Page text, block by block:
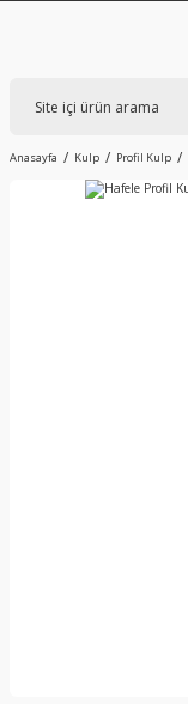
Anasayfa Kulp Profil Kulp